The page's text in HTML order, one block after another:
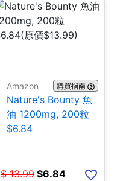
Amazon 購買指南
Nature's Bounty 魚
油 1200mg, 200粒
$6.84
$ 13.99 $6.84